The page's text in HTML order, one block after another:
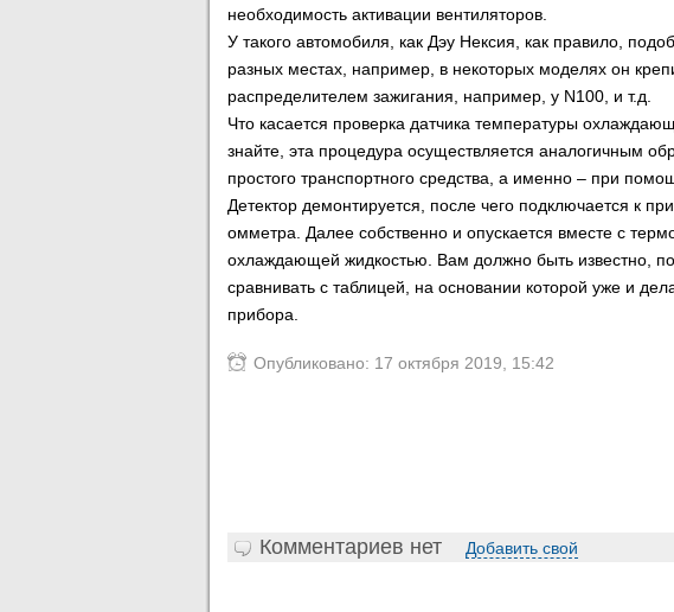
необходимость активации вентиляторов.
У такого автомобиля, как Дэу Нексия, как правило,
разных местах, например, в некоторых моделях он
распределителем зажигания, например, у N100, и т.д.
Что касается проверка датчика температуры
знайте, эта процедура осуществляется аналогичным
простого транспортного средства, а именно – при
Детектор демонтируется, после чего подключается к
омметра. Далее собственно и опускается вместе с
охлаждающей жидкостью. Вам должно быть известно,
сравнивать с таблицей, на основании которой уже и
прибора.
Опубликовано: 17 октября 2019, 15:42
Комментариев нет Добавить свой